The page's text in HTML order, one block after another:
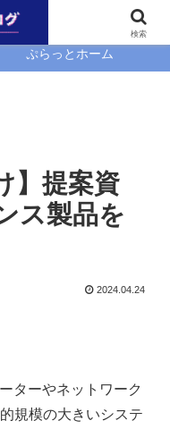
ぷらっとホーム
】提案資
ス製品を
2024.04.24
ターやネットワーク
規模の大きいシステ
検索